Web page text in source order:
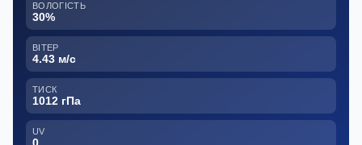
ВОЛОГІСТЬ
30%
ВІТЕР
4.43 м/с
ТИСК
1012 гПа
UV